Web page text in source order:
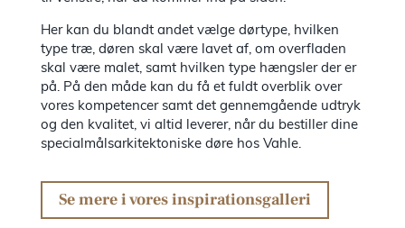
Her kan du blandt andet vælge dørtype, hvilken
type træ, døren skal være lavet af, om overfladen
skal være malet, samt hvilken type hængsler der er
på. På den måde kan du få et fuldt overblik over
vores kompetencer samt det gennemgående udtryk
og den kvalitet, vi altid leverer, når du bestiller dine
specialmålsarkitektoniske døre hos Vahle.
Se mere i vores inspirationsgalleri